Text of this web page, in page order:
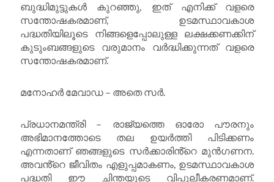
ബുദ്ധിമുട്ടുകൾ കുറഞ്ഞു, ഇത് എനിക്ക് വളരെ
സന്തോഷകരമാണ്, ഉടമസ്ഥാവകാശ
പദ്ധതിയിലൂടെ നിങ്ങളെപ്പോലുള്ള ലക്ഷക്കണക്കിന്
കുടുംബങ്ങളുടെ വരുമാനം വർദ്ധിക്കുന്നത് വളരെ
സന്തോഷകരമാണ്.
മനോഹർ മേവാഡ – അതെ സർ.
പ്രധാനമന്ത്രി – രാജ്യത്തെ ഓരോ പൗരനും
അഭിമാനത്തോടെ തല ഉയർത്തി പിടിക്കണം
എന്നതാണ് ഞങ്ങളുടെ സർക്കാരിൻ്റെ മുൻഗണന.
അവൻ്റെ ജീവിതം എളുപ്പമാകണം, ഉടമസ്ഥാവകാശ
പദ്ധതി ഈ ചിന്തയുടെ വിപുലീകരണമാണ്.